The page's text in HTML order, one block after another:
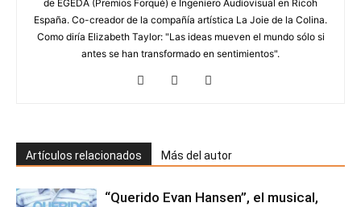
de EGEDA (Premios Forqué) e Ingeniero Audiovisual en Ricoh
España. Co-creador de la compañía artística La Joie de la Colina.
Como diría Elizabeth Taylor: "Las ideas mueven el mundo sólo si
antes se han transformado en sentimientos".
Artículos relacionados Más del autor
“Querido Evan Hansen”, el musical,